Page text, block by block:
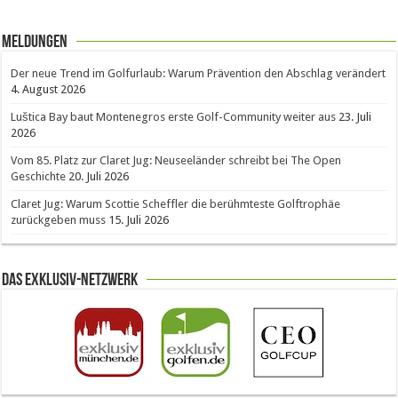
Meldungen
Der neue Trend im Golfurlaub: Warum Prävention den Abschlag verändert
4. August 2026
Luštica Bay baut Montenegros erste Golf-Community weiter aus 23. Juli
2026
Vom 85. Platz zur Claret Jug: Neuseeländer schreibt bei The Open
Geschichte 20. Juli 2026
Claret Jug: Warum Scottie Scheffler die berühmteste Golftrophäe
zurückgeben muss 15. Juli 2026
Das Exklusiv-Netzwerk